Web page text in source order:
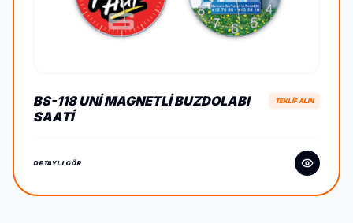
BS-118 UNI MAGNETLI BUZDOLABI
SAATI
TEKLİF ALIN
DETAYLI GÖR